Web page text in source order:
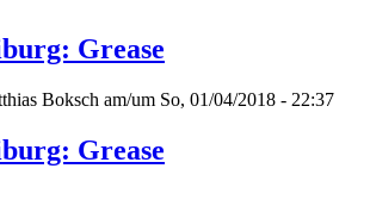
Grease
Boksch am/um So, 01/04/2018 - 22:37
Grease